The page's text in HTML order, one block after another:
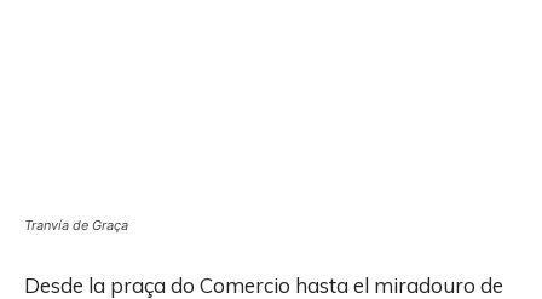
Tranvía de Graça
Desde la praça do Comercio hasta el miradouro de